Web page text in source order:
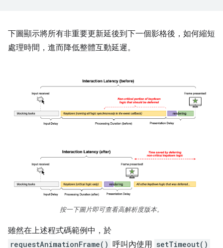
下圖顯示將所有非重要更新延後到下一個影格後，如何縮短
處理時間，進而降低整體互動延遲。
按一下圖片即可查看高解析度版本。
雖然在上述程式碼範例中，於
requestAnimationFrame() 呼叫內使用 setTimeout()